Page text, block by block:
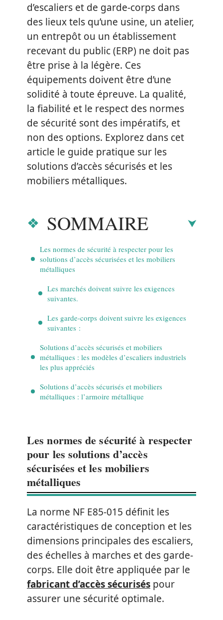
d’escaliers et de garde-corps dans
des lieux tels qu’une usine, un atelier,
un entrepôt ou un établissement
recevant du public (ERP) ne doit pas
être prise à la légère. Ces
équipements doivent être d’une
solidité à toute épreuve. La qualité,
la fiabilité et le respect des normes
de sécurité sont des impératifs, et
non des options. Explorez dans cet
article le guide pratique sur les
solutions d’accès sécurisés et les
mobiliers métalliques.
SOMMAIRE
Les normes de sécurité à respecter pour les
solutions d’accès sécurisées et les mobiliers
métalliques
Les marchés doivent suivre les exigences
suivantes.
Les garde-corps doivent suivre les exigences
suivantes :
Solutions d’accès sécurisés et mobiliers
métalliques : les modèles d’escaliers industriels
les plus appréciés
Solutions d’accès sécurisés et mobiliers
métalliques : l’armoire métallique
Les normes de sécurité à respecter
pour les solutions d’accès
sécurisées et les mobiliers
métalliques
La norme NF E85-015 définit les
caractéristiques de conception et les
dimensions principales des escaliers,
des échelles à marches et des garde-
corps. Elle doit être appliquée par le
fabricant d’accès sécurisés pour
assurer une sécurité optimale.